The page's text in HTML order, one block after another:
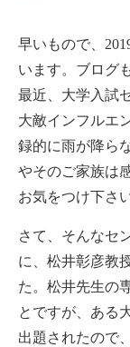
早いもので、
います。ブログ
最近、大学入試
大敵インフルエ
録的に雨が降ら
やそのご家族は
お気をつけ下さい
さて、そんなセ
に、松井彰彦教
た。松井先生の
とですが、ある
出題されたので